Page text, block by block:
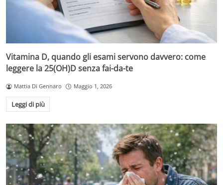
Vitamina D, quando gli esami servono davvero: come
leggere la 25(OH)D senza fai-da-te
Mattia Di Gennaro Maggio 1, 2026
Leggi di più